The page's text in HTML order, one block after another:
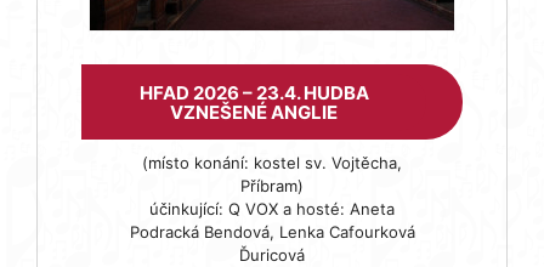
HFAD 2026 – 23.4. HUDBA
VZNEŠENÉ ANGLIE
(místo konání: kostel sv. Vojtěcha,
Příbram)
účinkující: Q VOX a hosté: Aneta
Podracká Bendová, Lenka Cafourková
Ďuricová